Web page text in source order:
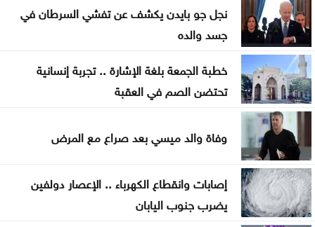
متحدث عسكري يمني: الحوثيون يستأنفون هجماتهم
على ميناء المخا
غزة .. إصابة 7 فلسطينيين بإطلاق نار إسرائيلي الأحد
إيران .. تعيين محسن رضائي أمينا عاما للمجلس الأعلى
للأمن القومي
القناة 13: خلافات تل أبيب وواشنطن تتعمق بشأن إنهاء
القتال في 3 جبهات
نجل جو بايدن يكشف عن تفشي السرطان في
جسد والده
خطبة الجمعة بلغة الإشارة .. تجربة إنسانية
تحتضن الصم في العقبة
وفاة والد ميسي بعد صراع مع المرض
إصابات وانقطاع الكهرباء .. الإعصار دولفين
يضرب جنوب اليابان